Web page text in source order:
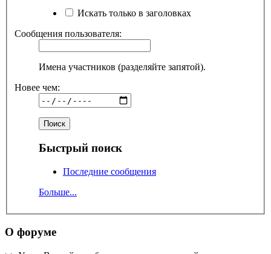
Искать только в заголовках
Сообщения пользователя:
Имена участников (разделяйте запятой).
Новее чем:
Быстрый поиск
Последние сообщения
Больше...
О форуме